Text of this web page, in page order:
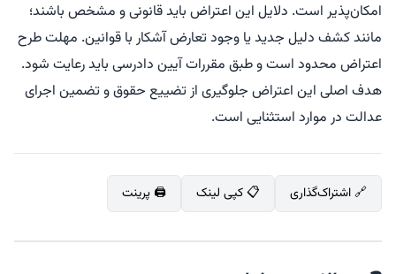
امکان‌پذیر است. دلایل این اعتراض باید قانونی و مشخص باشند؛
مانند کشف دلیل جدید یا وجود تعارض آشکار با قوانین. مهلت طرح
اعتراض محدود است و طبق مقررات آیین دادرسی باید رعایت شود.
هدف اصلی این اعتراض جلوگیری از تضییع حقوق و تضمین اجرای
عدالت در موارد استثنایی است.
🔗 اشتراک‌گذاری 📋 کپی لینک 🖨️ پرینت